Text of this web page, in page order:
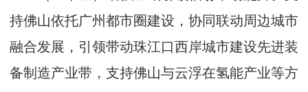
持佛山依托广州都市圈建设，协同联动周边城市
融合发展，引领带动珠江口西岸城市建设先进装
备制造产业带，支持佛山与云浮在氢能产业等方